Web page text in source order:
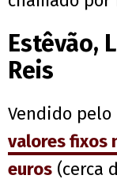
Estêvão,
Reis
Vendido pelo
valores fixos
euros (cerca